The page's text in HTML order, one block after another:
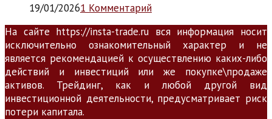
19/01/20261 Комментарий
На сайте https://insta-trade.ru вся информация носит
исключительно ознакомительный характер и не
является рекомендацией к осуществлению каких-либо
действий и инвестиций или же покупке\продаже
активов. Трейдинг, как и любой другой вид
инвестиционной деятельности, предусматривает риск
потери капитала.